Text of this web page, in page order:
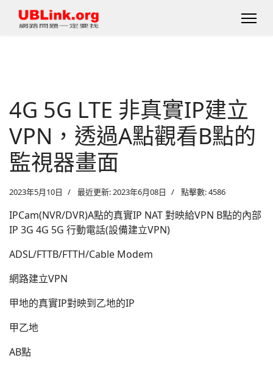
4G 5G LTE 非真實IP建立
VPN，透過A點觀看B點的
監視器畫面
2023年5月10日 最近更新: 2023年6月08日 點擊數: 4586
IPCam(NVR/DVR)A點的真實IP NAT 對映給VPN B點的內部
IP 3G 4G 5G 行動電話(設備建立VPN)
ADSL/FTTB/FTTH/Cable Modem
網路建立VPN
甲地的真實IP對映到乙地的IP
甲乙地
AB點